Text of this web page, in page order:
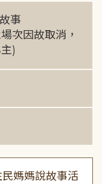
事
次因故取消，
)
民媽媽說故事活